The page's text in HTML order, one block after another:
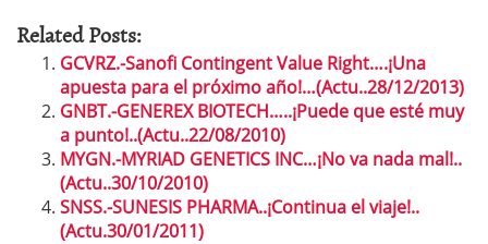
Related Posts:
GCVRZ.-Sanofi Contingent Value Right….¡Una
apuesta para el próximo año!…(Actu..28/12/2013)
GNBT.-GENEREX BIOTECH…..¡Puede que esté muy
a punto!..(Actu..22/08/2010)
MYGN.-MYRIAD GENETICS INC…¡No va nada mal!..
(Actu..30/10/2010)
SNSS.-SUNESIS PHARMA..¡Continua el viaje!..
(Actu.30/01/2011)